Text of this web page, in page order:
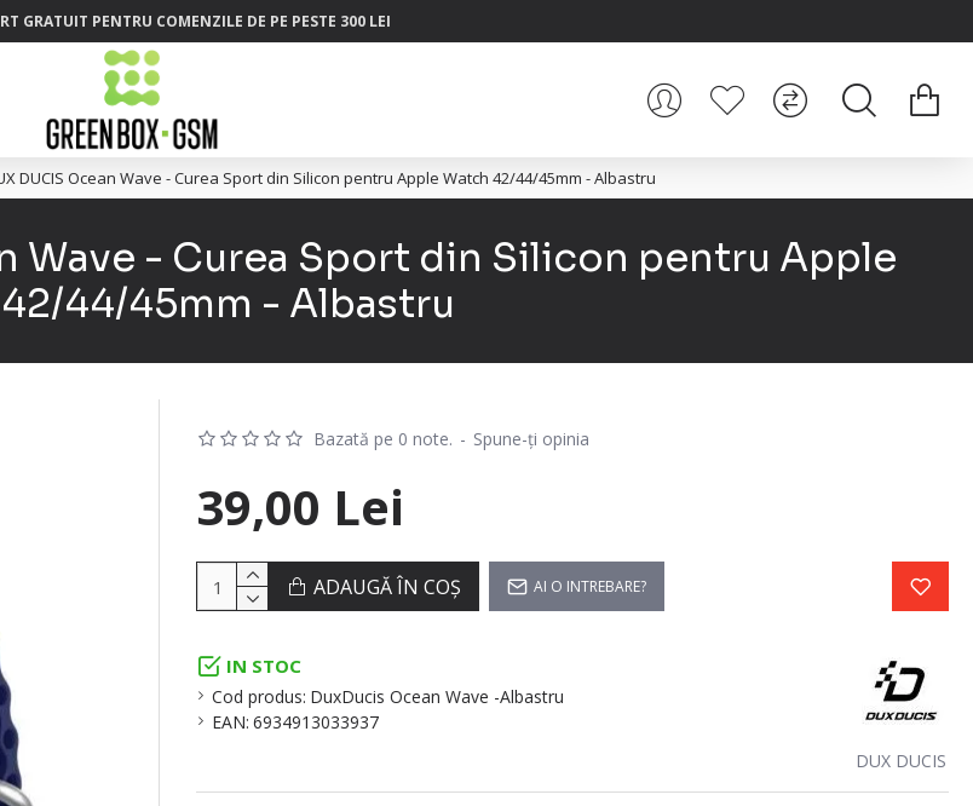
GRATUIT PENTRU COMENZILE DE PE PESTE 300 LEI
DUCIS Ocean Wave - Curea Sport din Silicon pentru Apple Watch 42/44/45mm - Albastru
Wave - Curea Sport din Silicon pentru Apple
44/45mm - Albastru
IN STOC
Cod produs: DuxDucis Ocean Wave -Albastru
EAN: 6934913033937
DUX DUCIS
Bazată pe 0 note. - Spune-ţi opinia
39,00 Lei
ADAUGĂ ÎN COŞ AI O INTREBARE?